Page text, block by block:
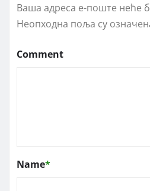
Ваша адреса е-поште неће
Неопходна поља су
Comment
Name*